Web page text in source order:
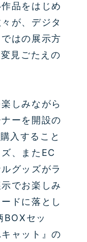
品をはじめ
が、デジタ
はの展示方
見ごたえの
しみながら
ーを開設の
入すること
、またEC
グッズがラ
でお楽しみ
ドに落とし
BOXセッ
ャット』の